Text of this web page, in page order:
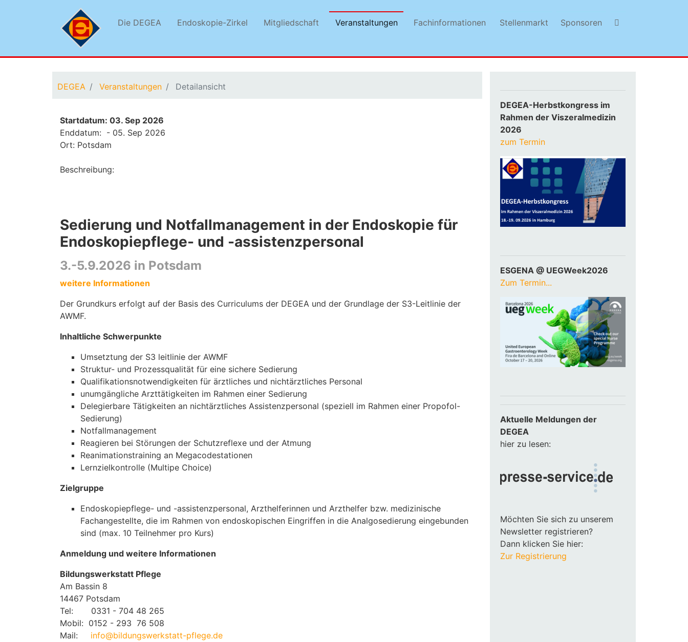
Die DEGEA Endoskopie-Zirkel Mitgliedschaft Veranstaltungen Fachinformationen Stellenmarkt Sponsoren
DEGEA Veranstaltungen Detailansicht
Startdatum: 03. Sep 2026
Enddatum: - 05. Sep 2026
Ort: Potsdam
Beschreibung:
Sedierung und Notfallmanagement in der Endoskopie für
Endoskopiepflege- und -assistenzpersonal
3.-5.9.2026 in Potsdam
weitere Informationen
Der Grundkurs erfolgt auf der Basis des Curriculums der DEGEA und der Grundlage der S3-Leitlinie der
AWMF.
Inhaltliche Schwerpunkte
Umsetztung der S3 leitlinie der AWMF
Struktur- und Prozessqualität für eine sichere Sedierung
Qualifikationsnotwendigkeiten für ärztliches und nichtärztliches Personal
unumgängliche Arzttätigkeiten im Rahmen einer Sedierung
Delegierbare Tätigkeiten an nichtärztliches Assistenzpersonal (speziell im Rahmen einer Propofol-
Sedierung)
Notfallmanagement
Reagieren bei Störungen der Schutzreflexe und der Atmung
Reanimationstraining an Megacodestationen
Lernzielkontrolle (Multipe Choice)
Zielgruppe
Endoskopiepflege- und -assistenzpersonal, Arzthelferinnen und Arzthelfer bzw. medizinische
Fachangestellte, die im Rahmen von endoskopischen Eingriffen in die Analgosedierung eingebunden
sind (max. 10 Teilnehmer pro Kurs)
Anmeldung und weitere Informationen
Bildungswerkstatt Pflege
Am Bassin 8
14467 Potsdam
Tel: 0331 - 704 48 265
Mobil: 0152 - 293 76 508
Mail: info@bildungswerkstatt-pflege.de
DEGEA-Herbstkongress im
Rahmen der Viszeralmedizin
2026
zum Termin
ESGENA @ UEGWeek2026
Zum Termin...
Aktuelle Meldungen der
DEGEA
hier zu lesen:
Möchten Sie sich zu unserem
Newsletter registrieren?
Dann klicken Sie hier:
Zur Registrierung